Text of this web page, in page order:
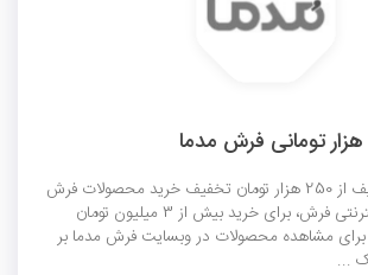
با وارد کردن کد تخفیف از 250 هزار تومان تخفیف خرید محصولات فرش
مدما، مرجع خرید اینترنتی فرش، برای خرید بیش از 3 میلیون تومان
برای مشاهده محصولات در وبسایت فرش مدما بر
...